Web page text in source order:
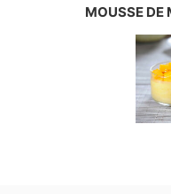
MOUSSE DE